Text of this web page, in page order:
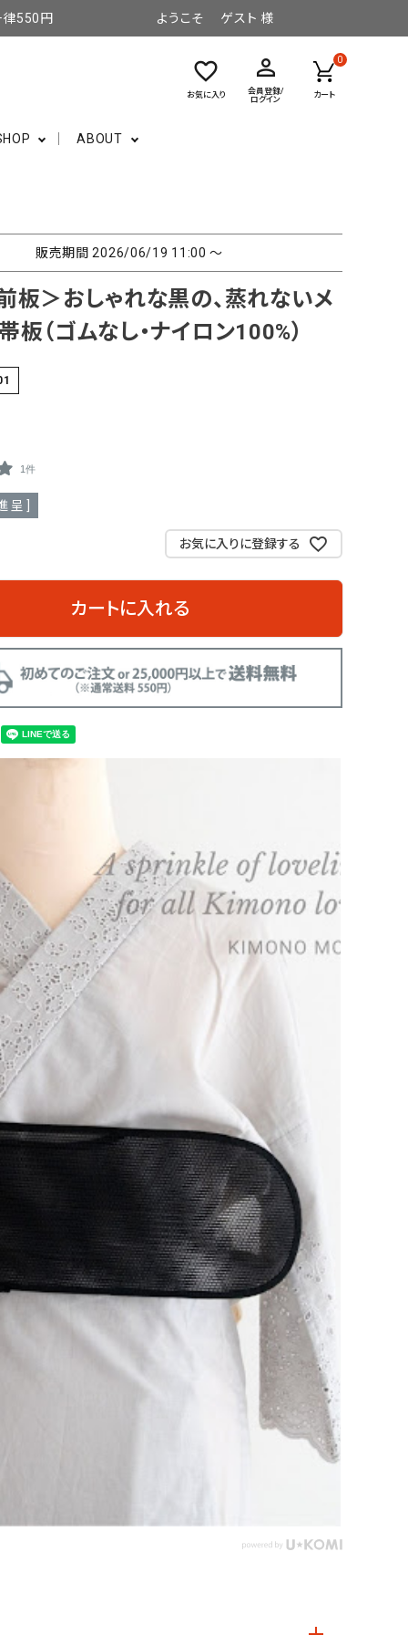
律550円 ようこそ ゲスト 様
favorite_border
お気に入り
perm_identity
会員登録/
ログイン
0
カート
ABOUT
販売期間 2026/06/19 11:00〜
板＞おしゃれな黒の、蒸れないメ
板（ゴムなし・ナイロン100%）
1件
呈 ]
お気に入りに登録する
カートに入れる